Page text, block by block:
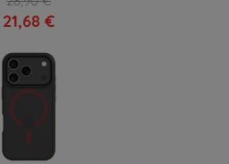
21,68 €